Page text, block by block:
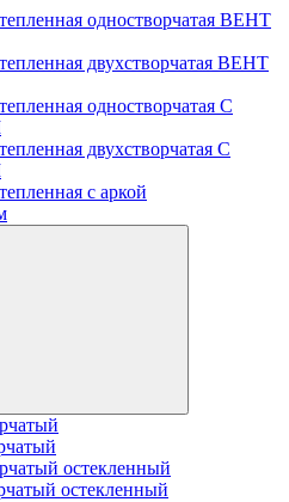
одностворчатая ВЕНТ
двухстворчатая ВЕНТ
одностворчатая С
двухстворчатая С
с аркой
остекленный
остекленный